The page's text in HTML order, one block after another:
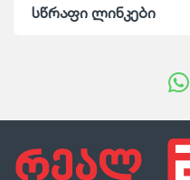
სწრაფი ლინკები